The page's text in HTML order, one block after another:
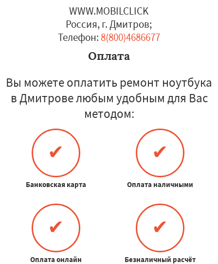
WWW.MOBILCLICK
Россия, г. Дмитров;
Телефон: 8(800)4686677
Оплата
Вы можете оплатить ремонт ноутбука
в Дмитрове любым удобным для Вас
методом:
✔
Банковская карта
✔
Оплата наличными
✔
Оплата онлайн
✔
Безналичный расчёт